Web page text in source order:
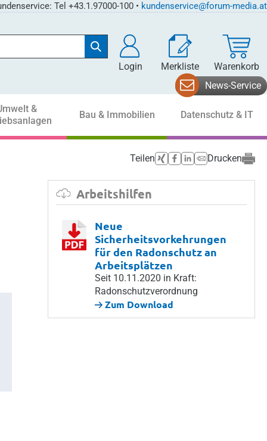
Tel +43.1.97000-100 • kundenservice@forum-media.at
Login Merkliste
Warenkorb
News-Service
&
Bau & Immobilien Datenschutz & IT
Teilen Drucken
Arbeitshilfen
Neue
Sicherheitsvorkehrungen
für den Radonschutz an
Arbeitsplätzen
Seit 10.11.2020 in Kraft:
Radonschutzverordnung
Zum Download